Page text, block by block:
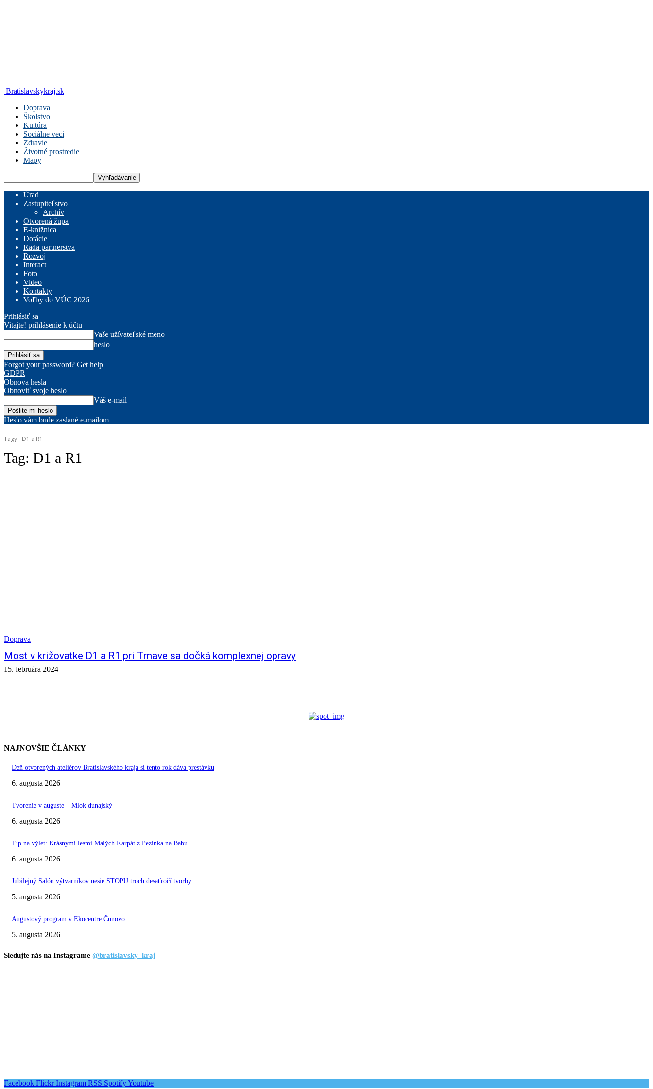
Bratislavskykraj.sk
Doprava
Školstvo
Kultúra
Sociálne veci
Zdravie
Životné prostredie
Mapy
Úrad
Zastupiteľstvo
Archív
Otvorená župa
E-knižnica
Dotácie
Rada partnerstva
Rozvoj
Interact
Foto
Video
Kontakty
Voľby do VÚC 2026
Prihlásiť sa
Vitajte! prihlásenie k účtu
Vaše užívateľské meno
heslo
Forgot your password? Get help
GDPR
Obnova hesla
Obnoviť svoje heslo
Váš e-mail
Heslo vám bude zaslané e-mailom
Tagy D1 a R1
Tag: D1 a R1
Doprava
Most v križovatke D1 a R1 pri Trnave sa dočká komplexnej opravy
15. februára 2024
NAJNOVŠIE ČLÁNKY
Deň otvorených ateliérov Bratislavského kraja si tento rok dáva prestávku
6. augusta 2026
Tvorenie v auguste – Mlok dunajský
6. augusta 2026
Tip na výlet: Krásnymi lesmi Malých Karpát z Pezinka na Babu
6. augusta 2026
Jubilejný Salón výtvarníkov nesie STOPU troch desaťročí tvorby
5. augusta 2026
Augustový program v Ekocentre Čunovo
5. augusta 2026
Sledujte nás na Instagrame @bratislavsky_kraj
Facebook Flickr Instagram RSS SpotifyYoutube